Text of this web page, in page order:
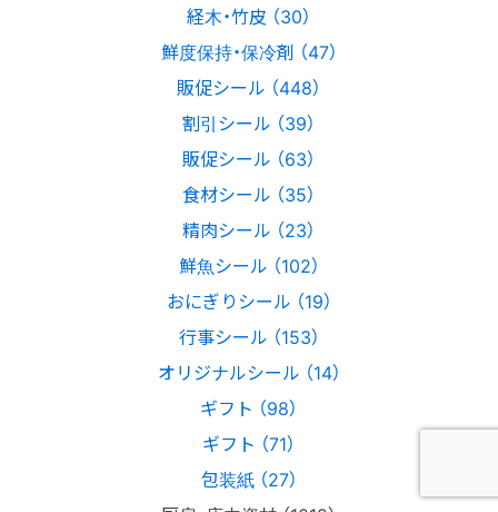
経木・竹皮 （30）
鮮度保持・保冷剤 （47）
販促シール （448）
割引シール （39）
販促シール （63）
食材シール （35）
精肉シール （23）
鮮魚シール （102）
おにぎりシール （19）
行事シール （153）
オリジナルシール （14）
ギフト （98）
ギフト （71）
包装紙 （27）